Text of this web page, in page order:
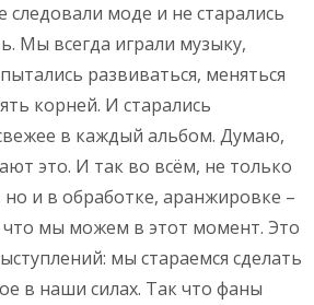
следовали моде и не старались
Мы всегда играли музыку,
развиваться, меняться
корней. И старались
в каждый альбом. Думаю,
это. И так во всём, не только
но и в обработке, аранжировке –
что мы можем в этот момент. Это
мы стараемся сделать
в наши силах. Так что фаны